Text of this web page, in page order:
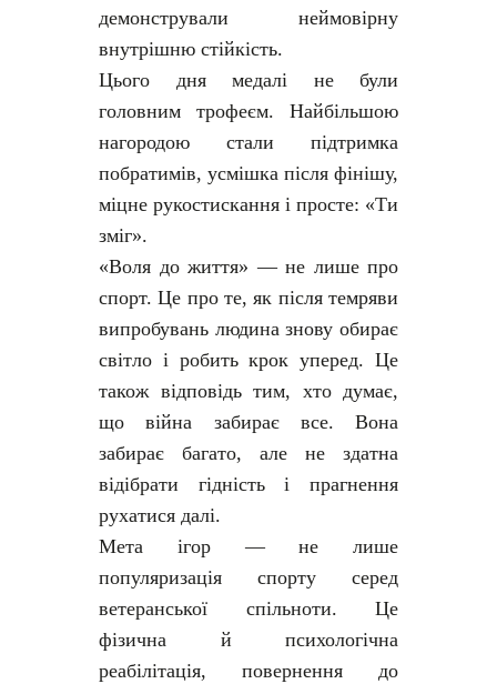
демонстрували неймовірну
внутрішню стійкість.
Цього дня медалі не були
головним трофеєм. Найбільшою
нагородою стали підтримка
побратимів, усмішка після фінішу,
міцне рукостискання і просте: «Ти
зміг».
«Воля до життя» — не лише про
спорт. Це про те, як після темряви
випробувань людина знову обирає
світло і робить крок уперед. Це
також відповідь тим, хто думає,
що війна забирає все. Вона
забирає багато, але не здатна
відібрати гідність і прагнення
рухатися далі.
Мета ігор — не лише
популяризація спорту серед
ветеранської спільноти. Це
фізична й психологічна
реабілітація, повернення до